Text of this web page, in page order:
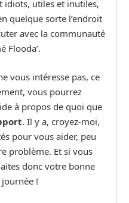
idiots, utiles et inutiles,
quelque sorte l’endroit
avec la communauté
Flooda’.
vous intéresse pas, ce
vous pourrez
à propos de quoi que
. Il y a, croyez-moi,
pour vous aider, peu
problème. Et si vous
donc votre bonne
!